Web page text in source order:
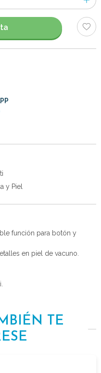
y Piel
función para botón y
en piel de vacuno.
TE